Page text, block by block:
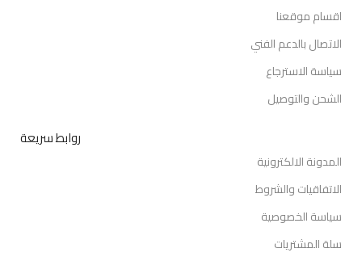
اقسام موقعنا
الاتصال بالدعم الفني
سياسة الاسترجاع
الشحن والتوصيل
روابط سريعة
المدونة الالكترونية
الاتفاقيات والشروط
سياسة الخصوصية
سلة المشتريات